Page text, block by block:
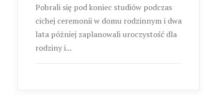
Pobrali się pod koniec studiów podczas
cichej ceremonii w domu rodzinnym i dwa
lata póżniej zaplanowali uroczystość dla
rodziny i...